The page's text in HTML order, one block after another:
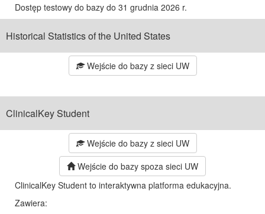
Dostęp testowy do bazy do 31 grudnia 2026 r.
Historical Statistics of the United States
Wejście do bazy z sieci UW
ClinicalKey Student
Wejście do bazy z sieci UW
Wejście do bazy spoza sieci UW
ClinicalKey Student to interaktywna platforma edukacyjna.
Zawiera: